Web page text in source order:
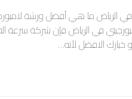
في الرياض ما هي أفضل ورشة
في الرياض فإن شركة سرعة
خيارك الافضل لأنه…